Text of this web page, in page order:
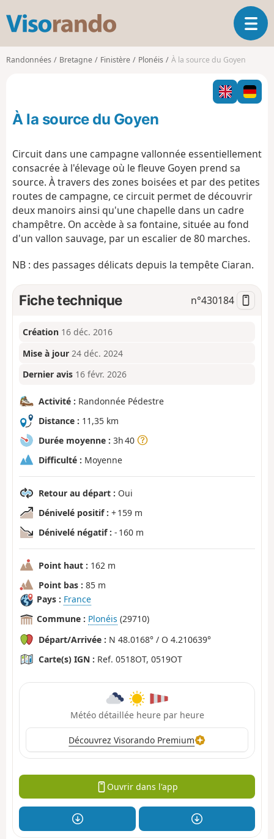
s
o
o
O
u
i
r
l
v
g
a
Randonnées Bretagne Finistère Plonéis À la source du Goyen
À la source du Goyen
Circuit dans une campagne vallonnée essentiellement
consacrée à l'élevage où le fleuve Goyen prend sa
source. À travers des zones boisées et par des petites
routes de campagne, ce circuit permet de découvrir
deux manoirs ainsi qu'une chapelle dans un cadre
champêtre. On accède à sa fontaine, située au fond
d'un vallon sauvage, par un escalier de 80 marches.
NB : des passages délicats depuis la tempête Ciaran.
Fiche technique n°430184
Création 16 déc. 2016
Mise à jour 24 déc. 2024
Dernier avis 16 févr. 2026
Activité : Randonnée Pédestre
Distance : 11,35 km
Durée moyenne : 3h 40
Difficulté : Moyenne
Retour au départ : Oui
Dénivelé positif : + 159 m
Dénivelé négatif : - 160 m
Point haut : 162 m
Point bas : 85 m
Pays : France
Commune : Plonéis (29710)
Départ/Arrivée : N 48.0168° / O 4.210639°
Carte(s) IGN : Ref. 0518OT, 0519OT
Météo détaillée heure par heure
Découvrez Visorando Premium
Ouvrir dans l'app